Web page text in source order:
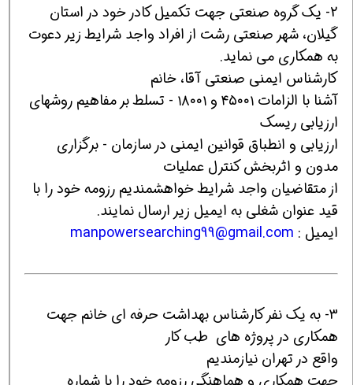
2- یک گروه صنعتی جهت تکمیل کادر خود در استان
گیلان، شهر صنعتی رشت از افراد واجد شرایط زیر دعوت
به همکاری می نماید.
کارشناس ایمنی صنعتی آقا، خانم
آشنا با الزامات ۴۵۰۰۱ و ۱۸۰۰۱ - تسلط بر مفاهیم روشهای
ارزیابی ریسک
ارزیابی و انطباق قوانین ایمنی در سازمان - برگزاری
مدون و اثربخش کنترل عملیات
از متقاضیان واجد شرایط خواهشمندیم رزومه خود را با
قید عنوان شغلی به ایمیل زیر ارسال نمایند.
ایمیل : manpowersearching99@gmail.com
3- به یک نفر کارشناس بهداشت حرفه ای خانم جهت
همکاری در پروژه های طب کار
واقع در تهران نیازمندیم